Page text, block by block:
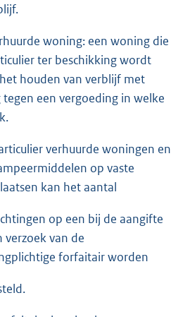
woning: een woning die
ter beschikking wordt
houden van verblijf met
een vergoeding in welke
verhuurde woningen en
op vaste
kan het aantal
op een bij de aangifte
verzoek van de
forfaitair worden